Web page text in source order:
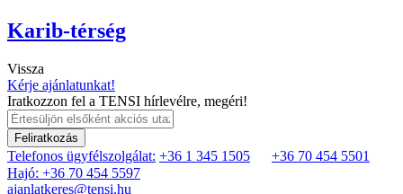
Karib-térség
Vissza
Kérje ajánlatunkat!
Iratkozzon fel a TENSI hírlevélre, megéri!
Feliratkozás
Telefonos ügyfélszolgálat: +36 1 345 1505
+36 70 454 5501
Hajó: +36 70 454 5597
ajanlatkeres@tensi.hu